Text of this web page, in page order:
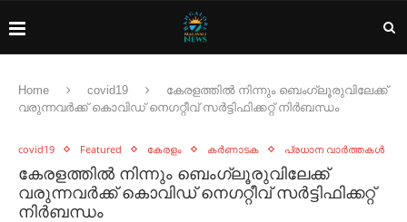
Home covid19
കേരളത്തില്‍ നിന്നും ബെംഗ്ലൂരുവിലേക്ക്
വരുന്നവര്‍ക്ക് കൊവിഡ് നെഗറ്റീവ് സര്‍ട്ടിഫിക്കറ്റ് നിർബന്ധം
covid19 Featured കേരളം കർണാടക പ്രധാന വാർത്തകൾ
കേരളത്തില്‍ നിന്നും ബെംഗ്ലൂരുവിലേക്ക്
വരുന്നവര്‍ക്ക് കൊവിഡ് നെഗറ്റീവ് സര്‍ട്ടിഫിക്കറ്റ്
നിർബന്ധം